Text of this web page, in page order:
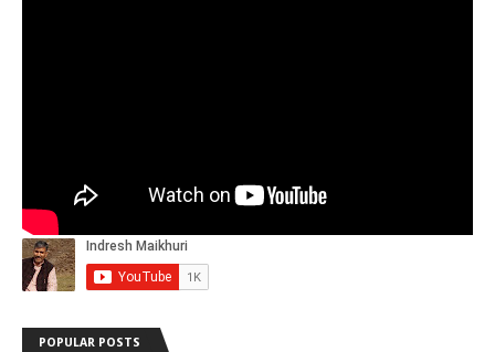
POPULAR POSTS